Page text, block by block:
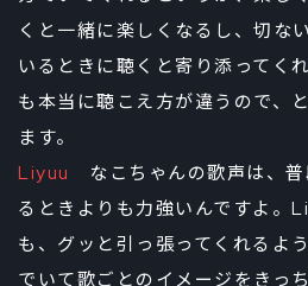
くと一緒に楽しくなるし、切な
いるときに聴くと寄り添ってく
も本当に聴こえ方が違うので、
ます。
Liyuu
なこちゃんの歌声は、
るときよりも力強いんですよ。
も、グッと引っ張ってくれるよ
でいて歌ごとのイメージをきっ